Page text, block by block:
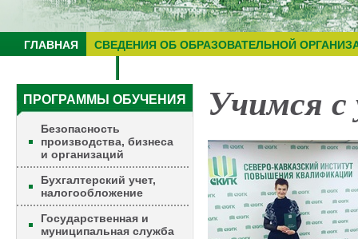
ГЛАВНАЯ
СВЕДЕНИЯ ОБ ОБРАЗОВАТЕЛЬНОЙ
ПРОГРАММЫ ОБУЧЕНИЯ
Безопасность
производства, бизнеса
и организаций
Бухгалтерский учет,
налогообложение
Государственная и
муниципальная служба
Учимся с